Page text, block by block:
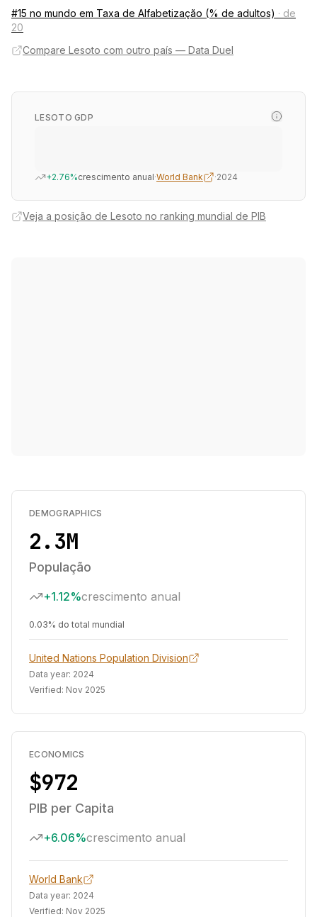
#15 no mundo em Taxa de Alfabetização (% de adultos) · de
20
Compare Lesoto com outro país — Data Duel
LESOTO GDP
+2.76%crescimento anual·World Bank ·2024
Veja a posição de Lesoto no ranking mundial de PIB
DEMOGRAPHICS
2.3M
População
+1.12%crescimento anual
0.03% do total mundial
United Nations Population Division
Data year: 2024
Verified: Nov 2025
ECONOMICS
$972
PIB per Capita
+6.06%crescimento anual
World Bank
Data year: 2024
Verified: Nov 2025